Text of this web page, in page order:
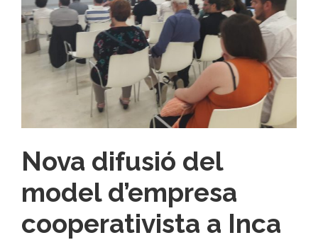
Nova difusió del
model d’empresa
cooperativista a Inca